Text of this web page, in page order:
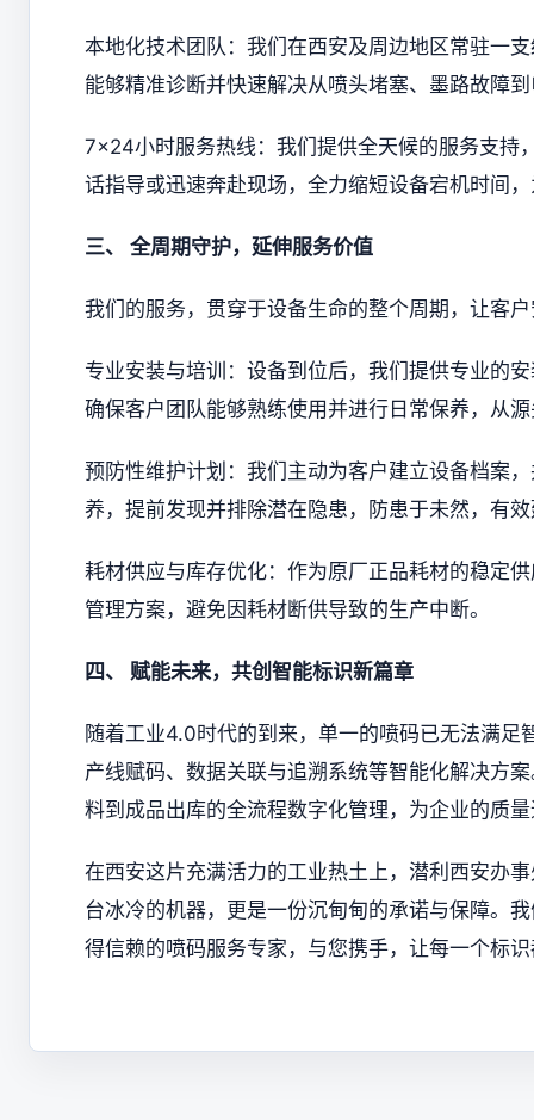
本地化技术团队：我们在西安及周边地区常驻一
能够精准诊断并快速解决从喷头堵塞、墨路故障
7x24小时服务热线：我们提供全天候的服务支持
话指导或迅速奔赴现场，全力缩短设备宕机时间
三、 全周期守护，延伸服务价值
我们的服务，贯穿于设备生命的整个周期，让客
专业安装与培训：设备到位后，我们提供专业的
确保客户团队能够熟练使用并进行日常保养，从
预防性维护计划：我们主动为客户建立设备档案
养，提前发现并排除潜在隐患，防患于未然，有
耗材供应与库存优化：作为原厂正品耗材的稳定
管理方案，避免因耗材断供导致的生产中断。
四、 赋能未来，共创智能标识新篇章
随着工业4.0时代的到来，单一的喷码已无法满
产线赋码、数据关联与追溯系统等智能化解决方
料到成品出库的全流程数字化管理，为企业的质
在西安这片充满活力的工业热土上，潜利西安办
台冰冷的机器，更是一份沉甸甸的承诺与保障。
得信赖的喷码服务专家，与您携手，让每一个标